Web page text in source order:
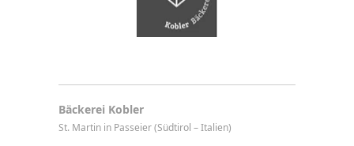
Bäckerei Kobler
St. Martin in Passeier (Südtirol – Italien)